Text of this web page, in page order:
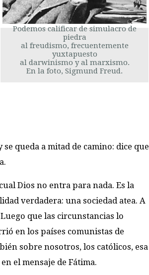
Podemos calificar de simulacro de
piedra
al freudismo, frecuentemente
yuxtapuesto
al darwinismo y al marxismo.
En la foto, Sigmund Freud.
queda a mitad de camino: dice que
Dios no entra para nada. Es la
verdadera: una sociedad atea. A
que las circunstancias lo
en los países comunistas de
sobre nosotros, los católicos, esa
el mensaje de Fátima.